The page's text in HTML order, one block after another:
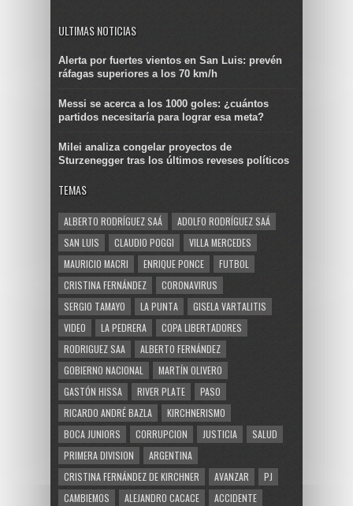
ULTIMAS NOTICIAS
Alerta por fuertes vientos en San Luis: prevén
ráfagas superiores a los 70 km/h
Messi se acerca a los 1000 goles: ¿cuántos
partidos necesitaría para lograr esa meta?
Milei analiza congelar proyectos de
Sturzenegger tras los últimos reveses políticos
TEMAS
ALBERTO RODRÍGUEZ SAÁ
ADOLFO RODRÍGUEZ SAÁ
SAN LUIS
CLAUDIO POGGI
VILLA MERCEDES
MAURICIO MACRI
ENRIQUE PONCE
FUTBOL
CRISTINA FERNÁNDEZ
CORONAVIRUS
SERGIO TAMAYO
LA PUNTA
GISELA VARTALITIS
VIDEO
LA PEDRERA
COPA LIBERTADORES
RODRIGUEZ SAA
ALBERTO FERNÁNDEZ
GOBIERNO NACIONAL
MARTÍN OLIVERO
GASTÓN HISSA
RIVER PLATE
PASO
RICARDO ANDRÉ BAZLA
KIRCHNERISMO
BOCA JUNIORS
CORRUPCION JUSTICIA
SALUD
PRIMERA DIVISION
ARGENTINA
CRISTINA FERNÁNDEZ DE KIRCHNER
AVANZAR
PJ
CAMBIEMOS
ALEJANDRO CACACE ACCIDENTE